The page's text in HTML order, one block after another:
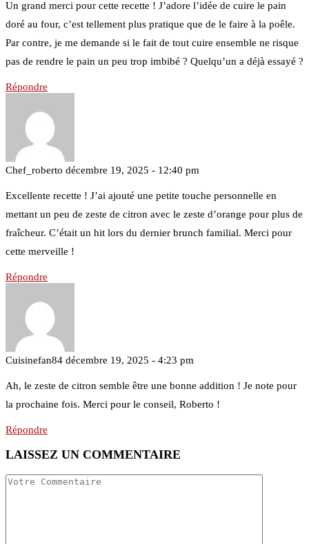
Un grand merci pour cette recette ! J’adore l’idée de cuire le pain
doré au four, c’est tellement plus pratique que de le faire à la poêle.
Par contre, je me demande si le fait de tout cuire ensemble ne risque
pas de rendre le pain un peu trop imbibé ? Quelqu’un a déjà essayé ?
Répondre
Chef_roberto décembre 19, 2025 - 12:40 pm
Excellente recette ! J’ai ajouté une petite touche personnelle en
mettant un peu de zeste de citron avec le zeste d’orange pour plus de
fraîcheur. C’était un hit lors du dernier brunch familial. Merci pour
cette merveille !
Répondre
Cuisinefan84 décembre 19, 2025 - 4:23 pm
Ah, le zeste de citron semble être une bonne addition ! Je note pour
la prochaine fois. Merci pour le conseil, Roberto !
Répondre
LAISSEZ UN COMMENTAIRE